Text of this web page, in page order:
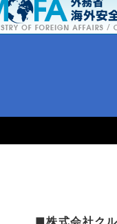
■株式会社ク